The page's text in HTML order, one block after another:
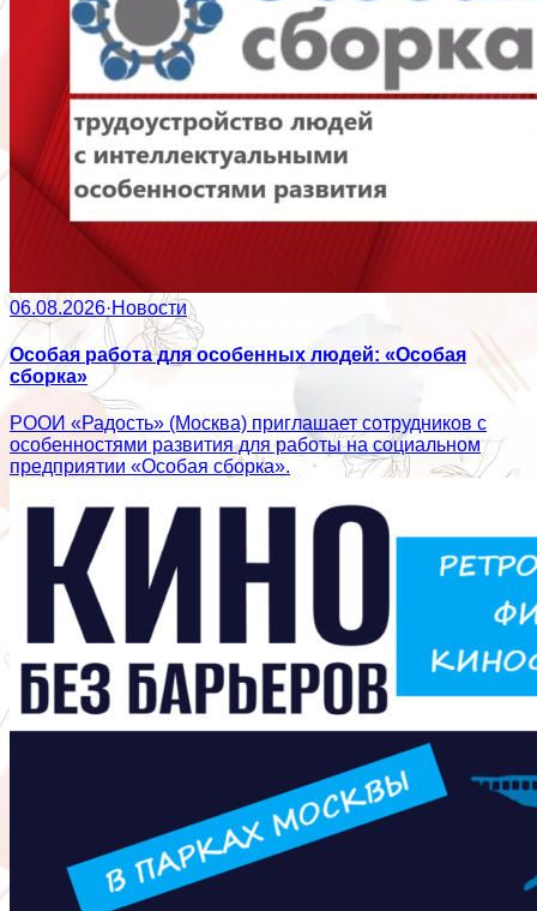
06.08.2026·Новости
Особая работа для особенных людей: «Особая
сборка»
РООИ «Радость» (Москва) приглашает сотрудников с
особенностями развития для работы на социальном
предприятии «Особая сборка».